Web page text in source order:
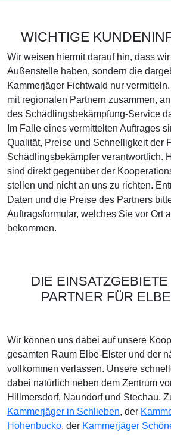
WICHTIGE
Wir weisen hiermit darauf hin, dass
Außenstelle haben, sondern die
Kammerjäger Fichtwald nur
mit regionalen Partnern zusammen,
des Schädlingsbekämpfung-Service
Im Falle eines vermittelten Auftrages
Qualität, Preise und Schnelligkeit der
Schädlingsbekämpfer verantwortlich.
sind direkt gegenüber der
stellen und nicht an uns zu richten.
Daten und die Preise des Partners
Auftragsformular, welches Sie vor Ort
bekommen.
DIE
PARTNER FÜR
Wir können uns dabei auf unsere
gesamten Raum Elbe-Elster und der
vollkommen verlassen. Unsere
dabei natürlich neben dem Zentrum
Hillmersdorf, Naundorf und Stechau.
Kammerjäger in Schlieben, der
Hohenbucko, der Kammerjäger